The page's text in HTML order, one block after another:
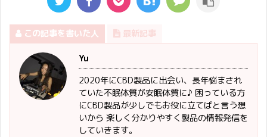
この記事を書いた人 最新記事
Yu
2020年にCBD製品に出会い、長年悩まされ
ていた不眠体質が安眠体質に♪ 困っている方
にCBD製品が少しでもお役に立てばと言う想
いから 楽しく分かりやすく製品の情報発信を
していきます。